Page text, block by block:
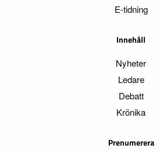
E-tidning
Innehåll
Nyheter
Ledare
Debatt
Krönika
Prenumerera